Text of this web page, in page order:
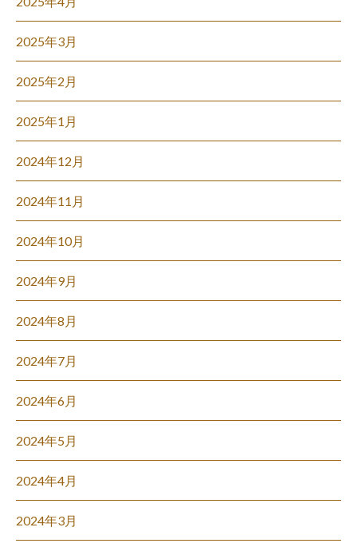
2025年3月
2025年2月
2025年1月
2024年12月
2024年11月
2024年10月
2024年9月
2024年8月
2024年7月
2024年6月
2024年5月
2024年4月
2024年3月